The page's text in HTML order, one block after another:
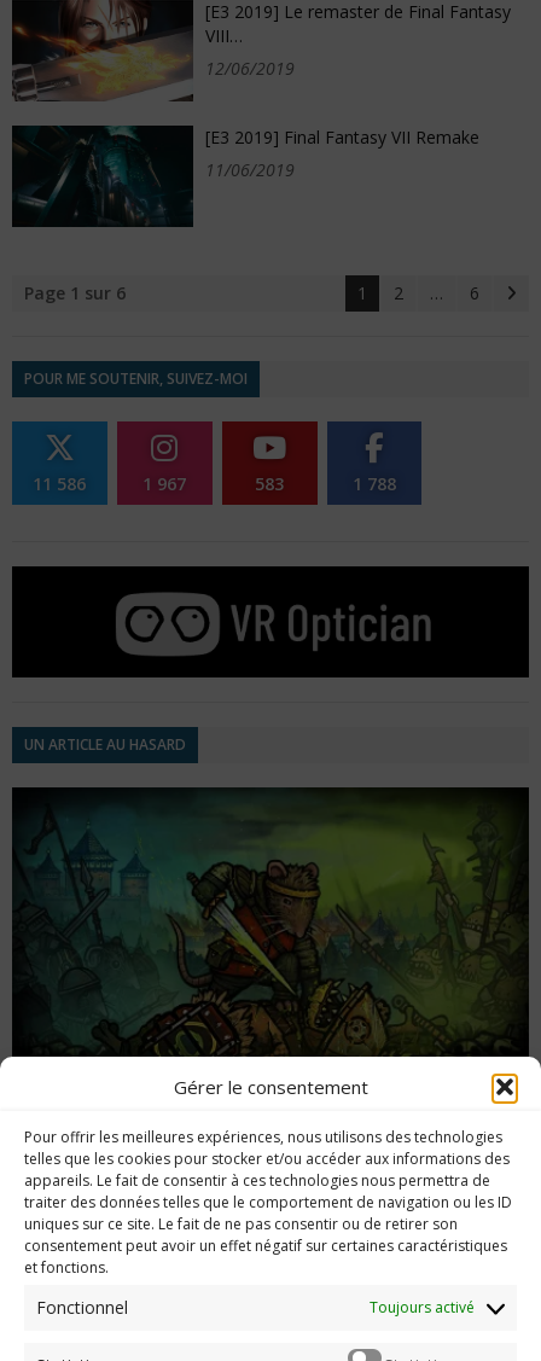
Gérer le consentement
Pour offrir les meilleures expériences, nous utilisons des technologies
telles que les cookies pour stocker et/ou accéder aux informations des
appareils. Le fait de consentir à ces technologies nous permettra de
traiter des données telles que le comportement de navigation ou les ID
uniques sur ce site. Le fait de ne pas consentir ou de retirer son
consentement peut avoir un effet négatif sur certaines caractéristiques
et fonctions.
Fonctionnel Toujours activé
[E3 2019] Le remaster de Final Fantasy
VIII…
12/06/2019
[E3 2019] Final Fantasy VII Remake
11/06/2019
Page 1 sur 6 1 2 … 6
POUR ME SOUTENIR, SUIVEZ-MOI
11 586 1 967 583 1 788
UN ARTICLE AU HASARD
somptueux !
Imerod.fr est un site traitant de l'univers du jeu vidéo. Toute
reproduction partielle ou complète sans autorisation préalable